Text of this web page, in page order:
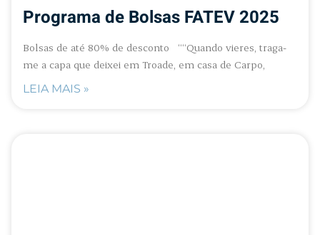
Programa de Bolsas FATEV 2025
Bolsas de até 80% de desconto ““Quando vieres, traga-
me a capa que deixei em Troade, em casa de Carpo,
LEIA MAIS »